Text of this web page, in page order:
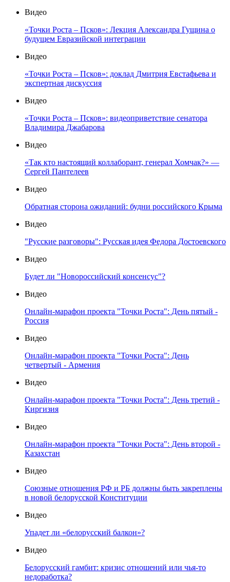
Видео
«Точки Роста – Псков»: Лекция Александра Гущина о
будущем Евразийской интеграции
Видео
«Точки Роста – Псков»: доклад Дмитрия Евстафьева и
экспертная дискуссия
Видео
«Точки Роста – Псков»: видеоприветствие сенатора
Владимира Джабарова
Видео
«Так кто настоящий коллаборант, генерал Хомчак?» —
Сергей Пантелеев
Видео
Обратная сторона ожиданий: будни российского Крыма
Видео
"Русские разговоры": Русская идея Федора Достоевского
Видео
Будет ли "Новороссийский консенсус"?
Видео
Онлайн-марафон проекта "Точки Роста": День пятый -
Россия
Видео
Онлайн-марафон проекта "Точки Роста": День
четвертый - Армения
Видео
Онлайн-марафон проекта "Точки Роста": День третий -
Киргизия
Видео
Онлайн-марафон проекта "Точки Роста": День второй -
Казахстан
Видео
Союзные отношения РФ и РБ должны быть закреплены
в новой белорусской Конституции
Видео
Упадет ли «белорусский балкон»?
Видео
Белорусский гамбит: кризис отношений или чья-то
недоработка?